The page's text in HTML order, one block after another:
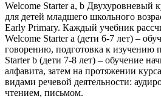
Welcome Starter a, b Двухуровневый
для детей младшего школьного
Early Primary. Каждый учебник
Welcome Starter a (дети 6-7 лет) –
говорению, подготовка к изучению
Starter b (дети 7-8 лет) – обучение
алфавита, затем на протяжении
видами речевой деятельности:
чтением, письмом.